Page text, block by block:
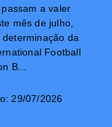
a valer
mês de julho,
da
Football
B...
29/07/2026